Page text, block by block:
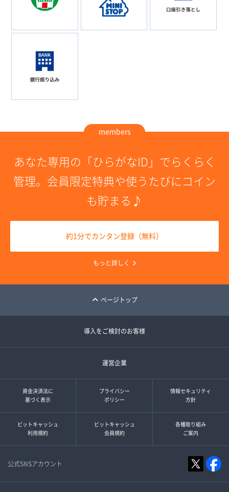
members
あなた専用の「ひらがなID」でらくらく
管理。 会員限定特典や使うたびにコイン
も貯まる♪
約1分でカンタン登録（無料）
もっと詳しく
ページトップ
導入をご検討のお客様
運営企業
資金決済法に
基づく表示
プライバシー
ポリシー
情報セキュリティ
方針
ビットキャッシュ
利用規約
ビットキャッシュ
会員規約
各種取り組み
ご案内
公式SNSアカウント